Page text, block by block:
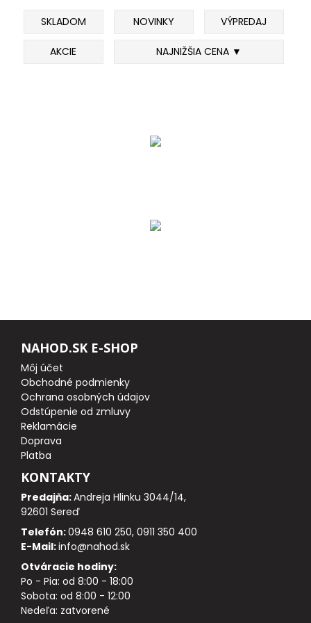
SKLADOM NOVINKY VÝPREDAJ
AKCIE NAJNIŽŠIA CENA ▼
NAHOD.SK E-SHOP
Môj účet
Obchodné podmienky
Ochrana osobných údajov
Odstúpenie od zmluvy
Reklamácie
Doprava
Platba
KONTAKTY
Predajňa:Andreja Hlinku 3044/14,
92601 Sereď
Telefón:0948 610 250, 0911 350 400
E-Mail:info@nahod.sk
Otváracie hodiny:
Po - Pia: od 8:00 - 18:00
Sobota: od 8:00 - 12:00
Nedeľa: zatvorené
FEEDER PRÚTY
DOPLNKY K PRÚTOM
Udice na dierky
PUZDRÁ NA PRÚTY
NAVIJAKY
NÁHRADNÉ CIEVKY